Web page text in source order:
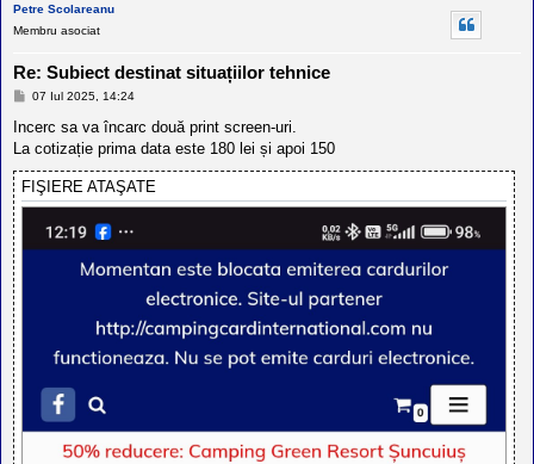
Petre Scolareanu
Membru asociat
Re: Subiect destinat situațiilor tehnice
M
s
j
07 Iul 2025, 14:24
Incerc sa va încarc două print screen-uri.
La cotizație prima data este 180 lei și apoi 150
FIŞIERE ATAŞATE